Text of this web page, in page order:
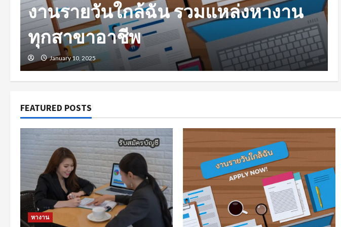
งานรายวันใกล้ฉัน รวมแหล่งหางาน
ทุกสาขาอาชีพ
January 10, 2025
FEATURED POSTS
หางาน